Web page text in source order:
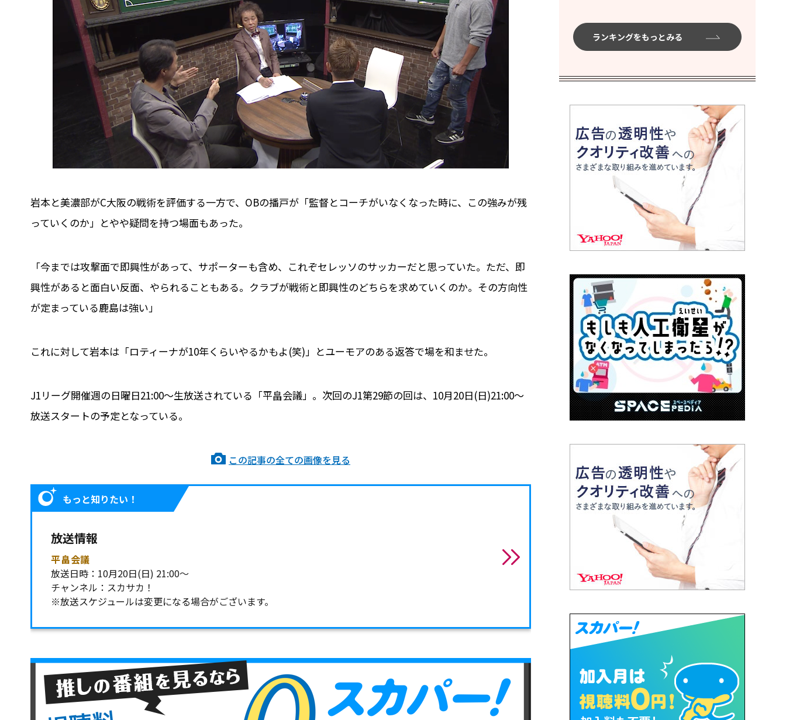
岩本と美濃部がC大阪の戦術を評価する一方で、OBの播戸が「監督とコーチがいなくなった時に、この強みが残
っていくのか」とやや疑問を持つ場面もあった。
「今までは攻撃面で即興性があって、サポーターも含め、これぞセレッソのサッカーだと思っていた。ただ、即
興性があると面白い反面、やられることもある。クラブが戦術と即興性のどちらを求めていくのか。その方向性
が定まっている鹿島は強い」
これに対して岩本は「ロティーナが10年くらいやるかもよ(笑)」とユーモアのある返答で場を和ませた。
J1リーグ開催週の日曜日21:00～生放送されている「平畠会議」。次回のJ1第29節の回は、10月20日(日)21:00～
放送スタートの予定となっている。
この記事の全ての画像を見る
もっと知りたい！
放送情報
平畠会議
放送日時：10月20日(日) 21:00～
チャンネル：スカサカ！
※放送スケジュールは変更になる場合がございます。
ランキングをもっとみる